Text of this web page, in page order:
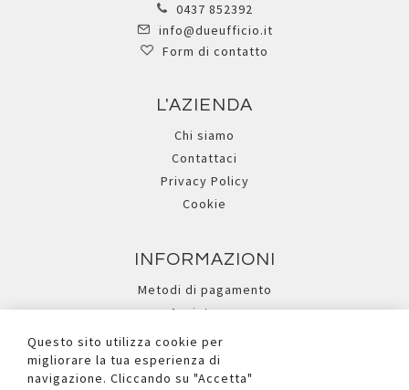
0437 852392
info@dueufficio.it
Form di contatto
L'AZIENDA
Chi siamo
Contattaci
Privacy Policy
Cookie
INFORMAZIONI
Metodi di pagamento
Assistenza
Ricerca avanzata
Questo sito utilizza cookie per
migliorare la tua esperienza di
navigazione. Cliccando su "Accetta"